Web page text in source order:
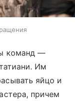
команд —
Им
яйцо и
причем